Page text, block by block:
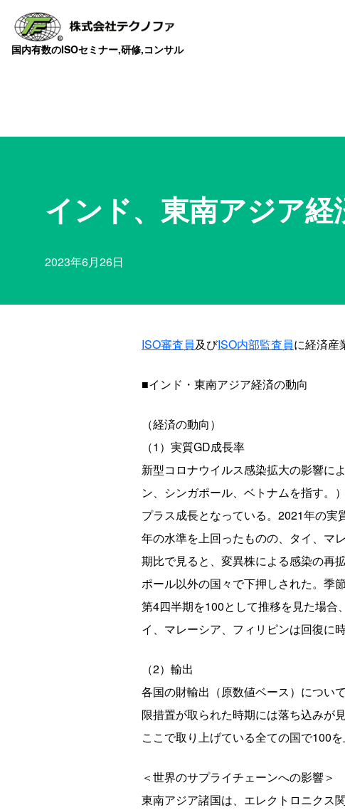
国内有数のISOセミナー,研修,コンサル
インド、東南アジア
2023年6月26日
ISO審査員及びISO内部監査員に経済産
■インド・東南アジア経済の動向
（経済の動向）
（1）実質GD成長率
新型コロナウイルス感染拡大の影響に
ン、シンガポール、ベトナムを指す。
プラス成長となっている。2021年の
年の水準を上回ったものの、タイ、マ
期比で見ると、変異株による感染の再
ポール以外の国々で下押しされた。季
第4四半期を100として推移を見た場合
イ、マレーシア、フィリピンは回復に
（2）輸出
各国の財輸出（原数値ベース）につい
限措置が取られた時期には落ち込みが
ここで取り上げている全ての国で100を
＜世界のサプライチェーンへの影響＞
東南アジア諸国は、エレクトロニクス